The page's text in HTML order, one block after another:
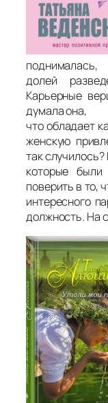
долей
Карьерные
думала она,
что обладает
женскую
так
которые
поверить в то,
интересного
должность. На